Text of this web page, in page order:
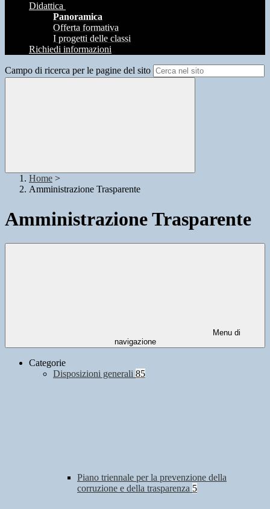
Didattica
Panoramica
Offerta formativa
I progetti delle classi
Richiedi informazioni
Campo di ricerca per le pagine del sito
Home >
Amministrazione Trasparente
Amministrazione Trasparente
Menu di
navigazione
Categorie
Disposizioni generali 85
Piano triennale per la prevenzione della
corruzione e della trasparenza 5